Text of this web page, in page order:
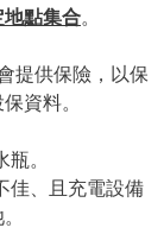
地點集合。
提供保險，以保
資料。
。
佳、且充電設備